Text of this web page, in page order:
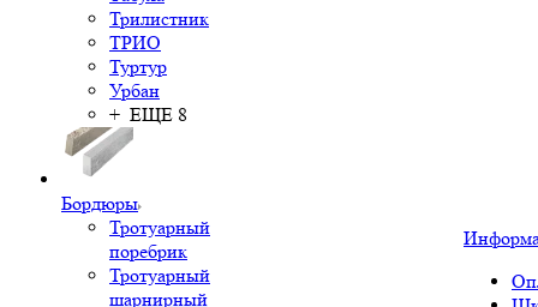
Трилистник
ТРИО
Туртур
Урбан
+ ЕЩЕ 8
Бордюры
Тротуарный
поребрик
Тротуарный
шарнирный